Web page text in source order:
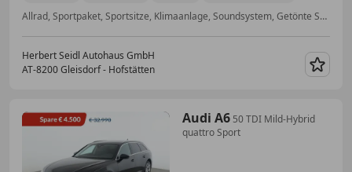
Allrad, Sportpaket, Sportsitze, Klimaanlage, Soundsystem, Getönte Scheiben, Abstandstempomat, Anhängerkupplung
Herbert Seidl Autohaus GmbH
AT-8200 Gleisdorf - Hofstätten
Audi A6 50 TDI Mild-Hybrid
quattro Sport